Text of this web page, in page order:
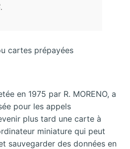
cartes prépayées
en 1975 par R. MORENO, a
pour les appels
plus tard une carte à
miniature qui peut
sauvegarder des données en